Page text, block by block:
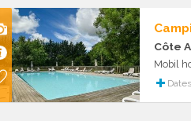
Côte
Mobil